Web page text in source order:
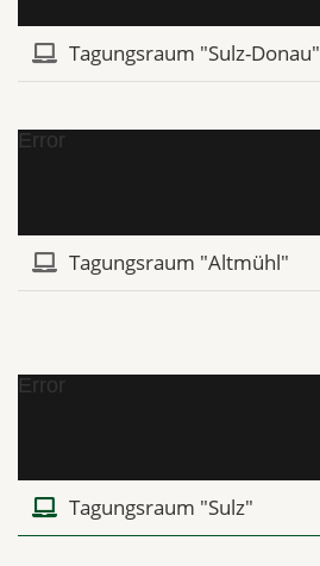
Tagungsraum "Sulz-Donau"
Error
Tagungsraum "Altmühl"
Error
Tagungsraum "Sulz"